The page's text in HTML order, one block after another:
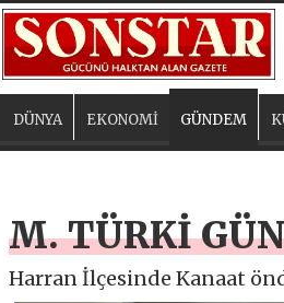
DÜNYA EKONOMİ GÜNDEM
M. TÜRKİ
Harran İlçesinde Kanaat